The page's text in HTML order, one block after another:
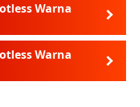
Warna
Warna